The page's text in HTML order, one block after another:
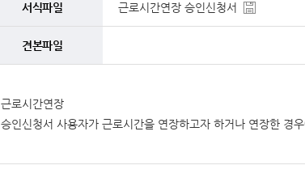
서식파일 근로시간연장 승인신청서
견본파일
근로시간연장
승인신청서 사용자가 근로시간을 연장하고자 하거나 연장한 경